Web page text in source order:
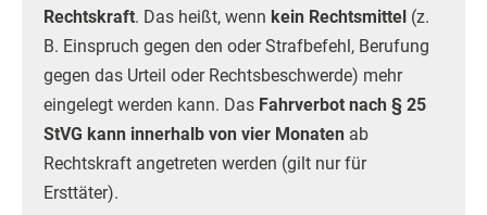
Rechtskraft. Das heißt, wenn kein Rechtsmittel (z.
B. Einspruch gegen den oder Strafbefehl, Berufung
gegen das Urteil oder Rechtsbeschwerde) mehr
eingelegt werden kann. Das Fahrverbot nach § 25
StVG kann innerhalb von vier Monaten ab
Rechtskraft angetreten werden (gilt nur für
Ersttäter).